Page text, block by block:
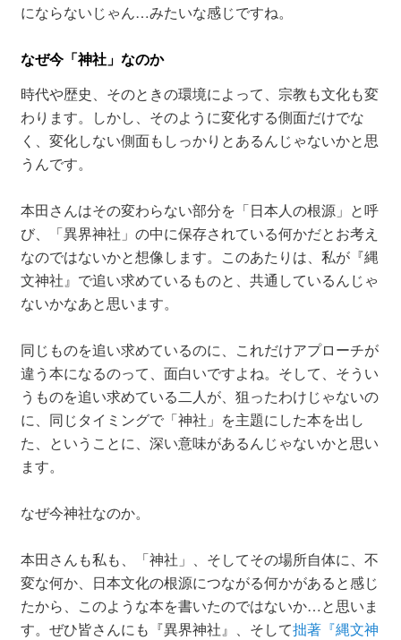
にならないじゃん…みたいな感じですね。
なぜ今「神社」なのか
時代や歴史、そのときの環境によって、宗教も文化も変
わります。しかし、そのように変化する側面だけでな
く、変化しない側面もしっかりとあるんじゃないかと思
うんです。
本田さんはその変わらない部分を「日本人の根源」と呼
び、「異界神社」の中に保存されている何かだとお考え
なのではないかと想像します。このあたりは、私が『縄
文神社』で追い求めているものと、共通しているんじゃ
ないかなあと思います。
同じものを追い求めているのに、これだけアプローチが
違う本になるのって、面白いですよね。そして、そうい
うものを追い求めている二人が、狙ったわけじゃないの
に、同じタイミングで「神社」を主題にした本を出し
た、ということに、深い意味があるんじゃないかと思い
ます。
なぜ今神社なのか。
本田さんも私も、「神社」、そしてその場所自体に、不
変な何か、日本文化の根源につながる何かがあると感じ
たから、このような本を書いたのではないか…と思いま
す。ぜひ皆さんにも『異界神社』、そして拙著『縄文神